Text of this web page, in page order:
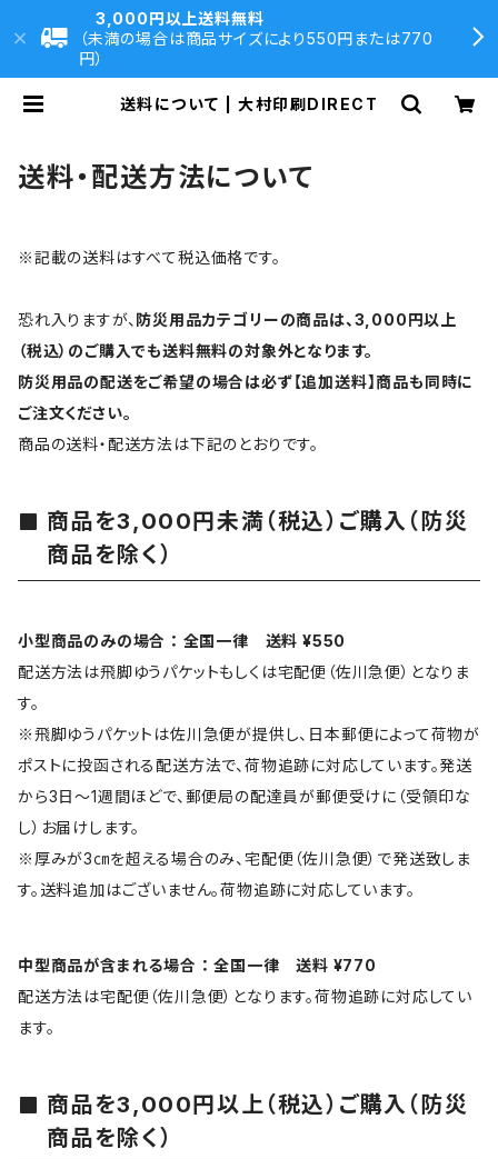
3,000円以上送料無料
（未満の場合は商品サイズにより550円または770
円）
送料について | 大村印刷DIRECT
送料・配送方法について
※記載の送料はすべて税込価格です。
恐れ入りますが、 防災用品カテゴリーの商品は、3,000円以上
（税込）のご購入でも送料無料の対象外となります。
防災用品の配送をご希望の場合は必ず【追加送料】商品も同時に
ご注文ください。
商品の送料・配送方法は下記のとおりです。
商品を3,000円未満（税込）ご購入（防災
商品を除く）
小型商品のみの場合 ： 全国一律 送料 ¥550
配送方法は飛脚ゆうパケットもしくは宅配便（佐川急便）となりま
す。
※飛脚ゆうパケットは佐川急便が提供し、日本郵便によって荷物が
ポストに投函される配送方法で、荷物追跡に対応しています。発送
から3日～1週間ほどで、郵便局の配達員が郵便受けに（受領印な
し）お届けします。
※厚みが3㎝を超える場合のみ、宅配便（佐川急便）で発送致しま
す。送料追加はございません。荷物追跡に対応しています。
中型商品が含まれる場合 ： 全国一律 送料 ¥770
配送方法は宅配便（佐川急便）となります。荷物追跡に対応してい
ます。
商品を3,000円以上（税込）ご購入（防災
商品を除く）